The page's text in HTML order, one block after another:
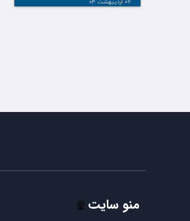
۰۶ اردیبهشت ۰۴
منو سایت 🌐